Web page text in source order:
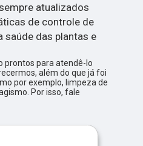
atualizados
de controle de
saúde das plantas e
prontos para atendê-lo
além do que já foi
por exemplo, limpeza de
Por isso, fale